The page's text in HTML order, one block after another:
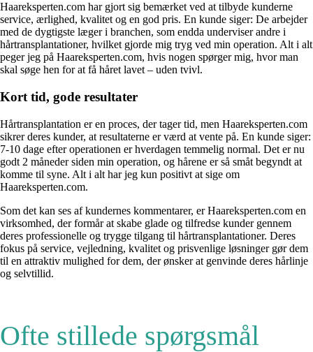
Haareksperten.com har gjort sig bemærket ved at tilbyde kunderne
service, ærlighed, kvalitet og en god pris. En kunde siger: De arbejder
med de dygtigste læger i branchen, som endda underviser andre i
hårtransplantationer, hvilket gjorde mig tryg ved min operation. Alt i alt
peger jeg på Haareksperten.com, hvis nogen spørger mig, hvor man
skal søge hen for at få håret lavet – uden tvivl.
Kort tid, gode resultater
Hårtransplantation er en proces, der tager tid, men Haareksperten.com
sikrer deres kunder, at resultaterne er værd at vente på. En kunde siger:
7-10 dage efter operationen er hverdagen temmelig normal. Det er nu
godt 2 måneder siden min operation, og hårene er så småt begyndt at
komme til syne. Alt i alt har jeg kun positivt at sige om
Haareksperten.com.
Som det kan ses af kundernes kommentarer, er Haareksperten.com en
virksomhed, der formår at skabe glade og tilfredse kunder gennem
deres professionelle og trygge tilgang til hårtransplantationer. Deres
fokus på service, vejledning, kvalitet og prisvenlige løsninger gør dem
til en attraktiv mulighed for dem, der ønsker at genvinde deres hårlinje
og selvtillid.
Ofte stillede spørgsmål